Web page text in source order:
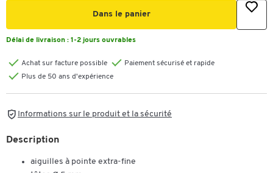
Dans le panier
Délai de livraison : 1-2 jours ouvrables
Achat sur facture possible
Paiement sécurisé et rapide
Plus de 50 ans d'expérience
Informations sur le produit et la sécurité
Description
aiguilles à pointe extra-fine